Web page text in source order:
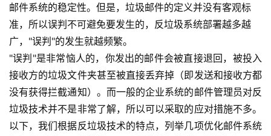
邮件系统的稳定性。但是，垃圾邮件的定义并没有客观标
准，所以误判不可避免要发生的，反垃圾系统部署越多越
广，"误判"的发生就越频繁。
"误判"是非常恼人的，你发出的邮件会被直接退回，被投入
接收方的垃圾文件夹甚至被直接丢弃掉（即发送和接收方都
没有获得拦截通知）。而一般的企业系统的邮件管理员对反
垃圾技术并不是非常了解，所以可以采取的应对措施不多。
以下，我们根据反垃圾技术的特点，列举几项优化邮件系统